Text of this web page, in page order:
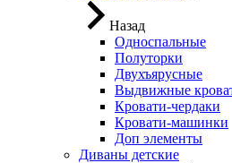
Назад
Односпальные
Полуторки
Двухъярусные
Выдвижные
Кровати-чердаки
Кровати-машинки
Доп элементы
Диваны детские